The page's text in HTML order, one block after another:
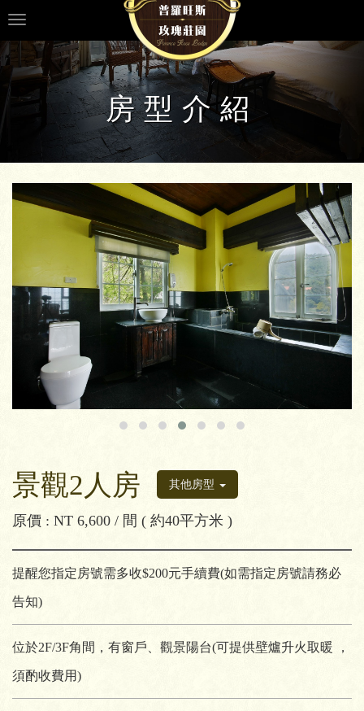
Toggle
navigation
房型介紹
景觀2人房 其他房型
原價 : NT 6,600 / 間 ( 約40平方米 )
提醒您指定房號需多收$200元手續費(如需指定房號請務必
告知)
位於2F/3F角間，有窗戶、觀景陽台(可提供壁爐升火取暖 ，
須酌收費用)